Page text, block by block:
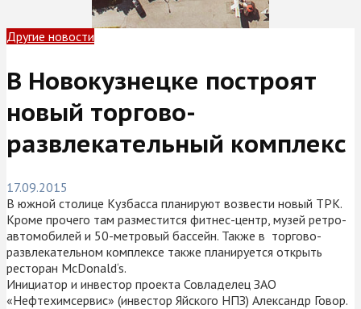
Другие новости
В Новокузнецке построят
новый торгово-
развлекательный комплекс
17.09.2015
В южной столице Кузбасса планируют возвести новый ТРК.
Кроме прочего там разместится фитнес-центр, музей ретро-
автомобилей и 50-метровый бассейн. Также в торгово-
развлекательном комплексе также планируется открыть
ресторан McDonald‘s.
Инициатор и инвестор проекта Совладелец ЗАО
«Нефтехимсервис» (инвестор Яйского НПЗ) Александр Говор.